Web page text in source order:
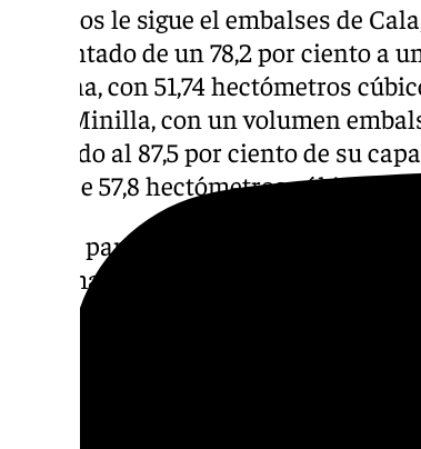
A ambos le sigue el embalses de
aumentado de un 78,2 por ciento a
semana, con 51,74 hectómetros
de la Minilla, con un volumen
llegando al 87,5 por ciento de su
total de 57,8 hectómetros cúbicos.
Por su parte, también han crecido,
máxima de 128,65 hectómetros
embalsado de 88,13 hectómetros